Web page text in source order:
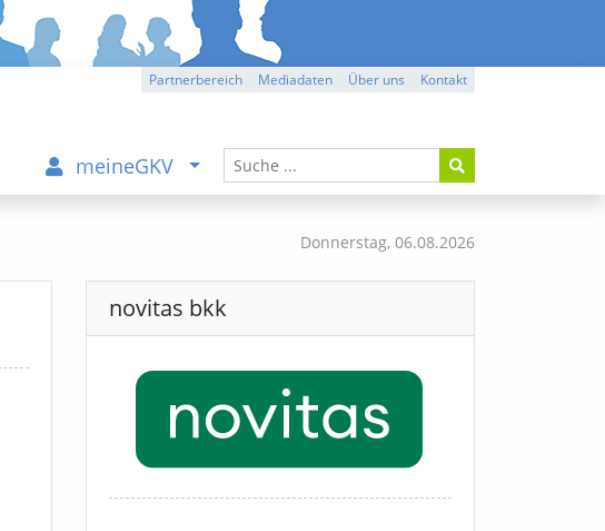
Partnerbereich Mediadaten Über uns Kontakt
meineGKV
Donnerstag, 06.08.2026
novitas bkk